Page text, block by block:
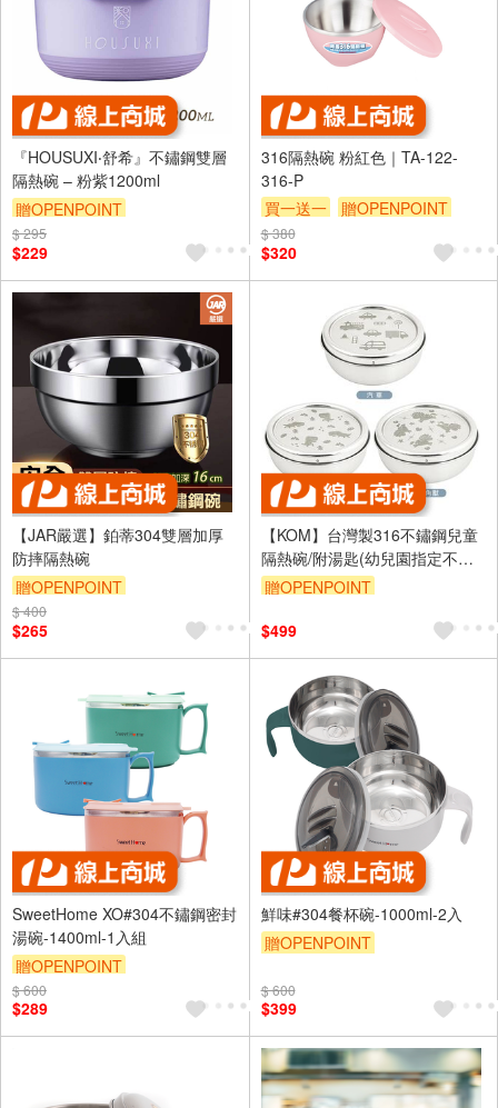
『HOUSUXI‧舒希』不鏽鋼雙層
隔熱碗 – 粉紫1200ml
贈OPENPOINT
$ 295
$229
316隔熱碗 粉紅色｜TA-122-
316-P
買一送一
贈OPENPOINT
$ 380
$320
【JAR嚴選】鉑蒂304雙層加厚
防摔隔熱碗
贈OPENPOINT
$ 400
$265
【KOM】台灣製316不鏽鋼兒童
隔熱碗/附湯匙(幼兒園指定不鏽
鋼兒童碗)
贈OPENPOINT
$499
SweetHome XO#304不鏽鋼密封
湯碗-1400ml-1入組
贈OPENPOINT
$ 600
$289
鮮味#304餐杯碗-1000ml-2入
贈OPENPOINT
$ 600
$399